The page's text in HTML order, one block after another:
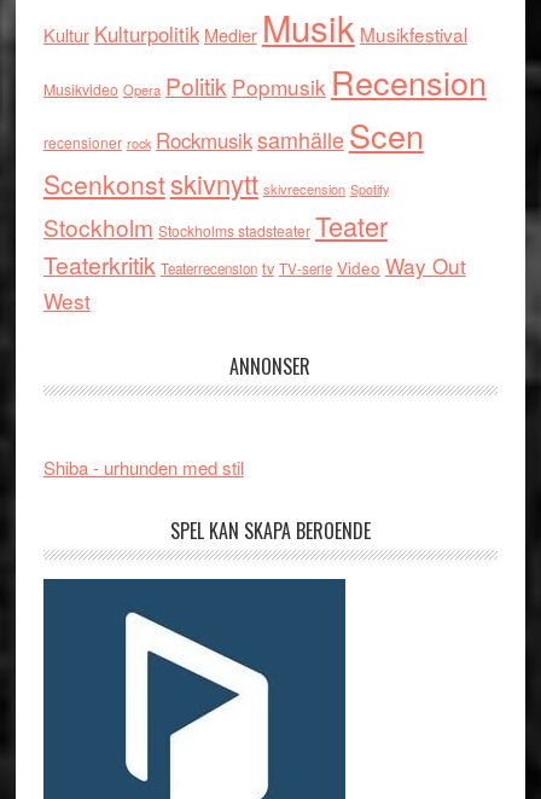
Kultur Kulturpolitik Medier Musik Musikfestival
Musikvideo Opera Politik Popmusik Recension
recensioner rock RockmusiksamhälleScen
Scenkonstskivnytt skivrecension Spotify
Stockholm Stockholms stadsteater Teater
Teaterkritik Teaterrecension tv TV-serie Video Way Out
West
ANNONSER
Shiba - urhunden med stil
SPEL KAN SKAPA BEROENDE